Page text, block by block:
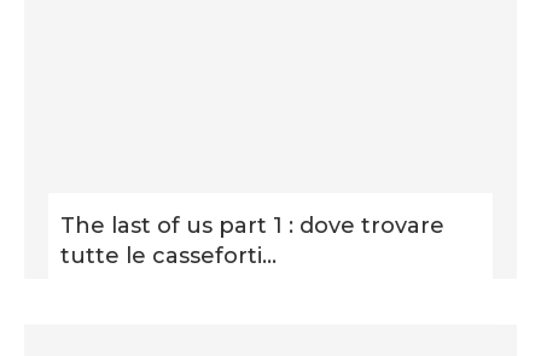
The last of us part 1 : dove trovare
tutte le casseforti...